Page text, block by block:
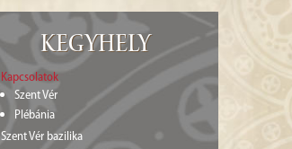
Kegyhely
Kapcsolatok
Szent Vér
Plébánia
Szent Vér bazilika